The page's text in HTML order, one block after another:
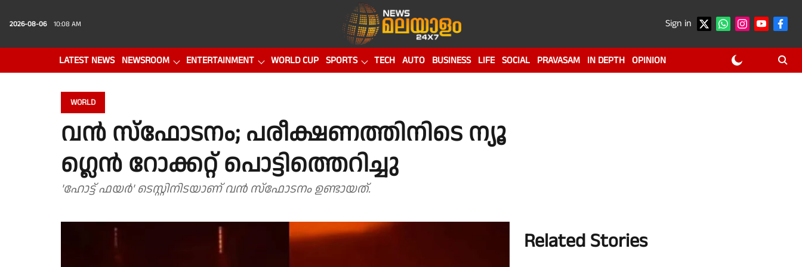
2026-08-06 10:08 AM Sign in
LATEST NEWS NEWSROOM ENTERTAINMENT WORLD CUP SPORTS TECH AUTO BUSINESS LIFE SOCIAL PRAVASAM IN DEPTH OPINION
WORLD
വൻ സ്ഫോടനം; പരീക്ഷണത്തിനിടെ ന്യൂ
ഗ്ലെൻ റോക്കറ്റ് പൊട്ടിത്തെറിച്ചു
'ഹോട്ട് ഫയർ' ടെസ്റ്റിനിടയാണ് വൻ സ്‌ഫോടനം ഉണ്ടായത്.
Related Stories